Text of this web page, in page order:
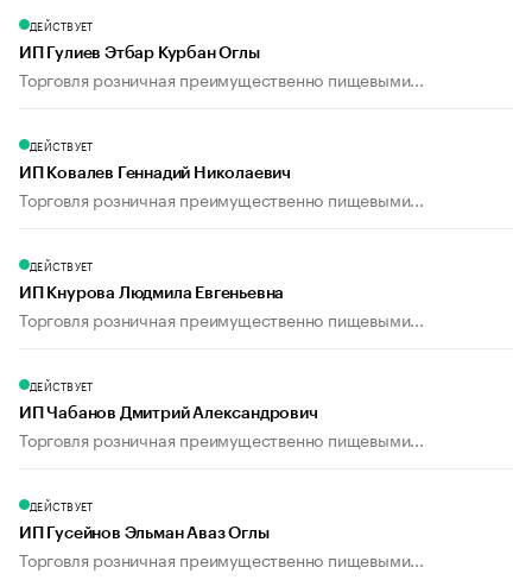
ДЕЙСТВУЕТ
ИП Гулиев Этбар Курбан Оглы
Торговля розничная преимущественно пищевыми...
ДЕЙСТВУЕТ
ИП Ковалев Геннадий Николаевич
Торговля розничная преимущественно пищевыми...
ДЕЙСТВУЕТ
ИП Кнурова Людмила Евгеньевна
Торговля розничная преимущественно пищевыми...
ДЕЙСТВУЕТ
ИП Чабанов Дмитрий Александрович
Торговля розничная преимущественно пищевыми...
ДЕЙСТВУЕТ
ИП Гусейнов Эльман Аваз Оглы
Торговля розничная преимущественно пищевыми...